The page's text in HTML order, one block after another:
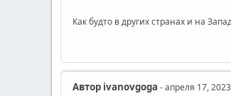
Как будто в других странах и на
Автор ivanovgoga - апреля 17,